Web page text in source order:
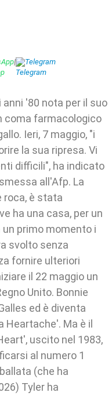
| Telegram
'80 nota per il suo
coma farmacologico
Ieri, 7 maggio, "i
la sua ripresa. Vi
difficili", ha indicato
all'Afp. La
roca, è stata
ha una casa, per un
primo momento i
svolto senza
fornire ulteriori
il 22 maggio un
Unito. Bonnie
ed è diventa
Ma è il
uscito nel 1983,
al numero 1
(che ha
Tyler ha